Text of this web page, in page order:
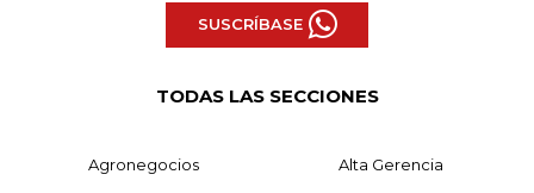
SUSCRÍBASE
TODAS LAS SECCIONES
Agronegocios Alta Gerencia